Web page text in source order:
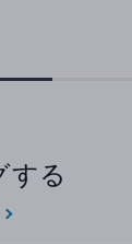
する